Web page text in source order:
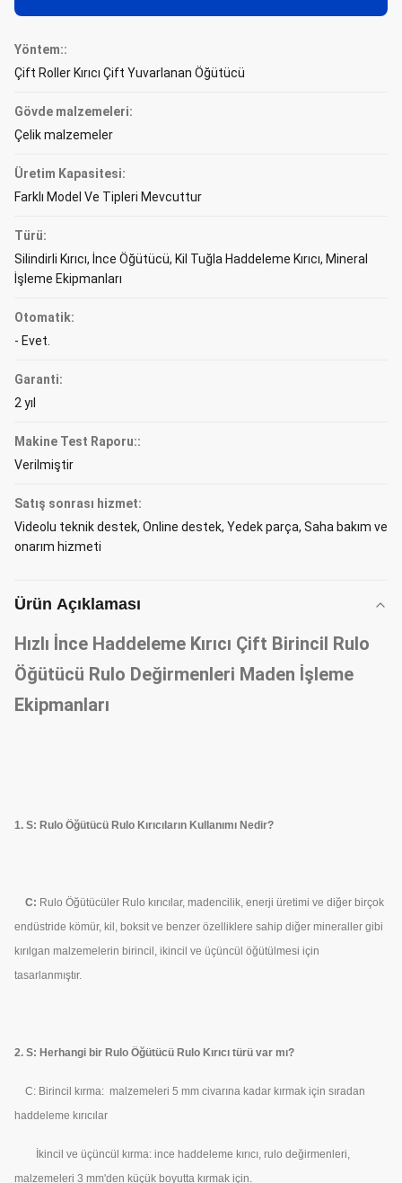
Yöntem::
Çift Roller Kırıcı Çift Yuvarlanan Öğütücü
Gövde malzemeleri:
Çelik malzemeler
Üretim Kapasitesi:
Farklı Model Ve Tipleri Mevcuttur
Türü:
Silindirli Kırıcı, İnce Öğütücü, Kil Tuğla Haddeleme Kırıcı, Mineral
İşleme Ekipmanları
Otomatik:
- Evet.
Garanti:
2 yıl
Makine Test Raporu::
Verilmiştir
Satış sonrası hizmet:
Videolu teknik destek, Online destek, Yedek parça, Saha bakım ve
onarım hizmeti
Ürün Açıklaması
Hızlı İnce Haddeleme Kırıcı Çift Birincil Rulo
Öğütücü Rulo Değirmenleri Maden İşleme
Ekipmanları
1. S: Rulo Öğütücü Rulo Kırıcıların Kullanımı Nedir?
C: Rulo Öğütücüler Rulo kırıcılar, madencilik, enerji üretimi ve diğer birçok
endüstride kömür, kil, boksit ve benzer özelliklere sahip diğer mineraller gibi
kırılgan malzemelerin birincil, ikincil ve üçüncül öğütülmesi için
tasarlanmıştır.
2. S: Herhangi bir Rulo Öğütücü Rulo Kırıcı türü var mı?
C: Birincil kırma: malzemeleri 5 mm civarına kadar kırmak için sıradan
haddeleme kırıcılar
İkincil ve üçüncül kırma: ince haddeleme kırıcı, rulo değirmenleri,
malzemeleri 3 mm'den küçük boyutta kırmak için.